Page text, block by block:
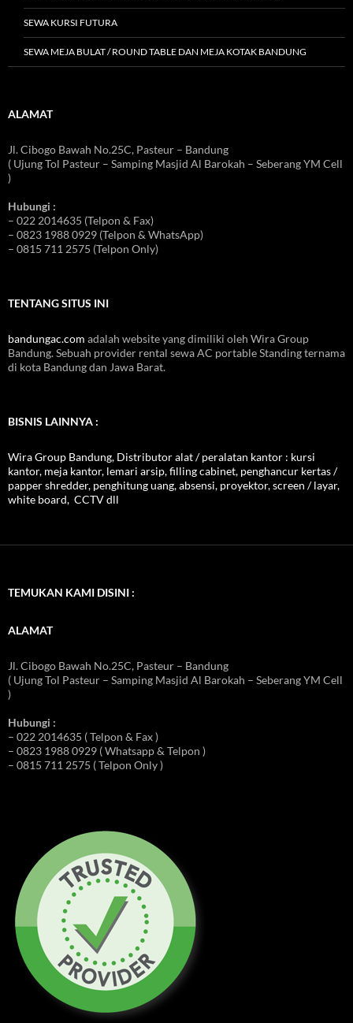
SEWA KURSI FUTURA
SEWA MEJA BULAT / ROUND TABLE DAN MEJA KOTAK BANDUNG
ALAMAT
Jl. Cibogo Bawah No.25C, Pasteur – Bandung
( Ujung Tol Pasteur – Samping Masjid Al Barokah – Seberang YM Cell
)
Hubungi :
– 022 2014635 (Telpon & Fax)
– 0823 1988 0929 (Telpon & WhatsApp)
– 0815 711 2575 (Telpon Only)
TENTANG SITUS INI
bandungac.com adalah website yang dimiliki oleh Wira Group
Bandung. Sebuah provider rental sewa AC portable Standing ternama
di kota Bandung dan Jawa Barat.
BISNIS LAINNYA :
Wira Group Bandung, Distributor alat / peralatan kantor : kursi
kantor, meja kantor, lemari arsip, filling cabinet, penghancur kertas /
papper shredder, penghitung uang, absensi, proyektor, screen / layar,
white board, CCTV dll
TEMUKAN KAMI DISINI :
ALAMAT
Jl. Cibogo Bawah No.25C, Pasteur – Bandung
( Ujung Tol Pasteur – Samping Masjid Al Barokah – Seberang YM Cell
)
Hubungi :
– 022 2014635 ( Telpon & Fax )
– 0823 1988 0929 ( Whatsapp & Telpon )
– 0815 711 2575 ( Telpon Only )